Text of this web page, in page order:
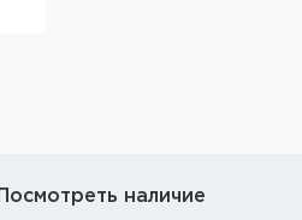
Посмотреть наличие